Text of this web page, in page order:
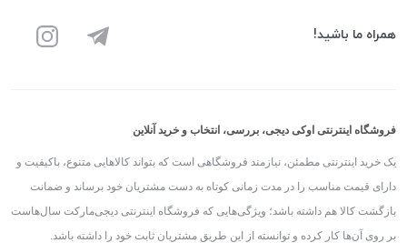
همراه ما باشید!
فروشگاه اینترنتی اوکی دیجی، بررسی، انتخاب و خرید آنلاین
یک خرید اینترنتی مطمئن، نیازمند فروشگاهی است که بتواند کالاهایی متنوع، باکیفیت و
دارای قیمت مناسب را در مدت زمانی کوتاه به دست مشتریان خود برساند و ضمانت
بازگشت کالا هم داشته باشد؛ ویژگی‌هایی که فروشگاه اینترنتی دیجی‌مارکت سال‌هاست
بر روی آن‌ها کار کرده و توانسته از این طریق مشتریان ثابت خود را داشته باشد.